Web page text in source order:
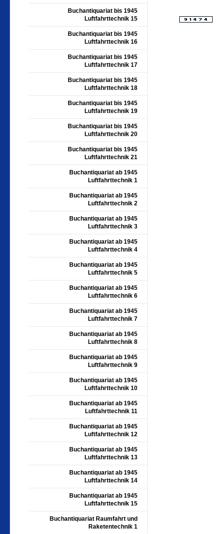
Buchantiquariat bis 1945
Luftfahrttechnik 15
Buchantiquariat bis 1945
Luftfahrttechnik 16
Buchantiquariat bis 1945
Luftfahrttechnik 17
Buchantiquariat bis 1945
Luftfahrttechnik 18
Buchantiquariat bis 1945
Luftfahrttechnik 19
Buchantiquariat bis 1945
Luftfahrttechnik 20
Buchantiquariat bis 1945
Luftfahrttechnik 21
Buchantiquariat ab 1945
Luftfahrttechnik 1
Buchantiquariat ab 1945
Luftfahrttechnik 2
Buchantiquariat ab 1945
Luftfahrttechnik 3
Buchantiquariat ab 1945
Luftfahrttechnik 4
Buchantiquariat ab 1945
Luftfahrttechnik 5
Buchantiquariat ab 1945
Luftfahrttechnik 6
Buchantiquariat ab 1945
Luftfahrttechnik 7
Buchantiquariat ab 1945
Luftfahrttechnik 8
Buchantiquariat ab 1945
Luftfahrttechnik 9
Buchantiquariat ab 1945
Luftfahrttechnik 10
Buchantiquariat ab 1945
Luftfahrttechnik 11
Buchantiquariat ab 1945
Luftfahrttechnik 12
Buchantiquariat ab 1945
Luftfahrttechnik 13
Buchantiquariat ab 1945
Luftfahrttechnik 14
Buchantiquariat ab 1945
Luftfahrttechnik 15
Buchantiquariat Raumfahrt und
Raketentechnik 1